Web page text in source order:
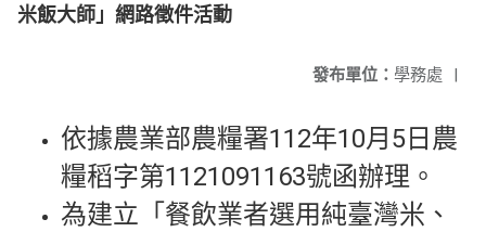
米飯大師」網路徵件活動
發布單位： 學務處 |
依據農業部農糧署112年10月5日農
糧稻字第1121091163號函辦理。
為建立「餐飲業者選用純臺灣米、